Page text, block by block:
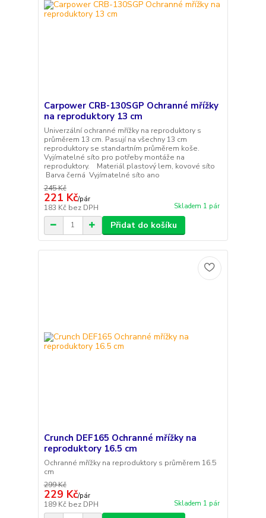
Carpower CRB-130SGP Ochranné mřížky
na reproduktory 13 cm
Univerzální ochranné mřížky na reproduktory s
průměrem 13 cm. Pasují na všechny 13 cm
reproduktory se standartním průměrem koše.
Vyjímatelné síto pro potřeby montáže na
reproduktory. Materiál plastový lem, kovové síto
Barva černá Vyjímatelné síto ano
245 Kč
221 Kč/pár
183 Kč bez DPH Skladem 1 pár
Přidat do košíku
Crunch DEF165 Ochranné mřížky na
reproduktory 16.5 cm
Ochranné mřížky na reproduktory s průměrem 16.5
cm
299 Kč
229 Kč/pár
189 Kč bez DPH Skladem 1 pár